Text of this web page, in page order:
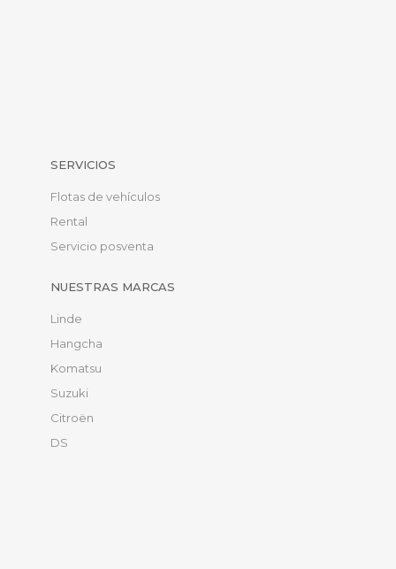
SERVICIOS
Flotas de vehículos
Rental
Servicio posventa
NUESTRAS MARCAS
Linde
Hangcha
Komatsu
Suzuki
Citroën
DS